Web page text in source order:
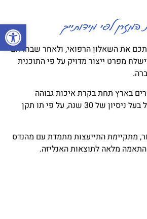
פתח לפי מידותייך
את השאלון הרפואי, ולאחר שבחרתם
מפרט ייצור מדויק על פי התוכנית
בארץ תחת בקרת איכות גבוהה
וקפדנית ביותר, במפעל בעל ניסיון של 30 שנה, על פי תו תקן
מתקיימת התייעצות מתמדת עם מהנדס
מלאה לתוצאות האנליזה.